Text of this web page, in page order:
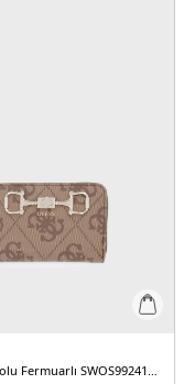
4G Logolu Fermuarlı SWOS9924140 Kadın Cüzdan